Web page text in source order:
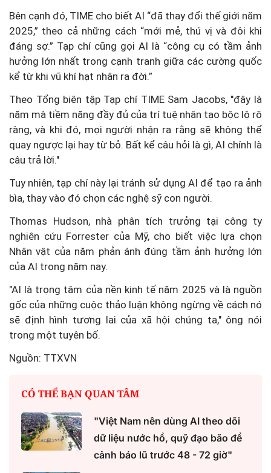
Bên cạnh đó, TIME cho biết AI “đã thay đổi thế giới năm
2025,” theo cả những cách “mới mẻ, thú vị và đôi khi
đáng sợ.” Tạp chí cũng gọi AI là “công cụ có tầm ảnh
hưởng lớn nhất trong cạnh tranh giữa các cường quốc
kể từ khi vũ khí hạt nhân ra đời.”
Theo Tổng biên tập Tạp chí TIME Sam Jacobs, "đây là
năm mà tiềm năng đầy đủ của trí tuệ nhân tạo bộc lộ rõ
ràng, và khi đó, mọi người nhận ra rằng sẽ không thể
quay ngược lại hay từ bỏ. Bất kể câu hỏi là gì, AI chính là
câu trả lời."
Tuy nhiên, tạp chí này lại tránh sử dụng AI để tạo ra ảnh
bìa, thay vào đó chọn các nghệ sỹ con người.
Thomas Hudson, nhà phân tích trưởng tại công ty
nghiên cứu Forrester của Mỹ, cho biết việc lựa chọn
Nhân vật của năm phản ánh đúng tầm ảnh hưởng lớn
của AI trong năm nay.
"AI là trọng tâm của nền kinh tế năm 2025 và là nguồn
gốc của những cuộc thảo luận không ngừng về cách nó
sẽ định hình tương lai của xã hội chúng ta," ông nói
trong một tuyên bố.
Nguồn: TTXVN
CÓ THỂ BẠN QUAN TÂM
"Việt Nam nên dùng AI theo dõi
dữ liệu nước hồ, quỹ đạo bão để
cảnh báo lũ trước 48 - 72 giờ"